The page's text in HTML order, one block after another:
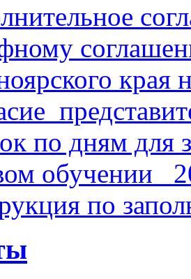
края
по дням для
обучении_
по